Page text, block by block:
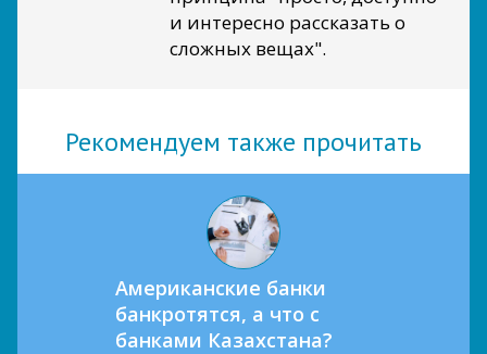
и интересно рассказать о
сложных вещах".
Рекомендуем также прочитать
Американские банки
банкротятся, а что с
банками Казахстана?